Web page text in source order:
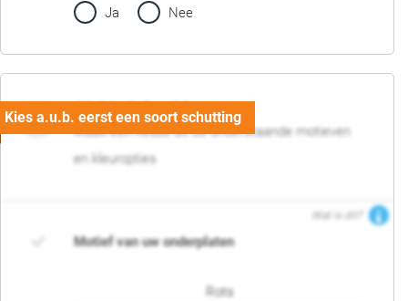
Ja Nee
02. Motief en kleur
Maak een keuze uit de onderstaande motieven
en kleuropties
Wat is dit?
Motief van uw onderplaten
Rots